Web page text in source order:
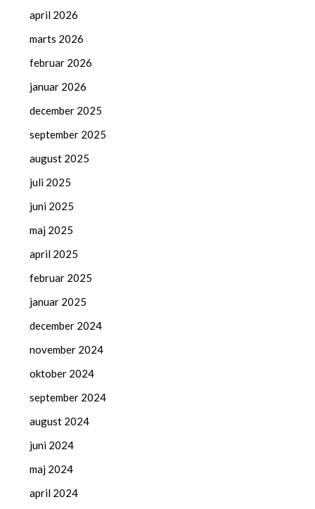
april 2026
marts 2026
februar 2026
januar 2026
december 2025
september 2025
august 2025
juli 2025
juni 2025
maj 2025
april 2025
februar 2025
januar 2025
december 2024
november 2024
oktober 2024
september 2024
august 2024
juni 2024
maj 2024
april 2024